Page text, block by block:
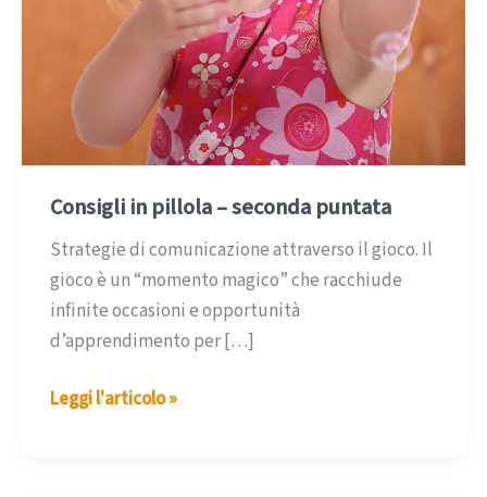
Consigli in pillola – seconda puntata
Strategie di comunicazione attraverso il gioco. Il
gioco è un “momento magico” che racchiude
infinite occasioni e opportunità
d’apprendimento per […]
Consigli
Leggi l'articolo »